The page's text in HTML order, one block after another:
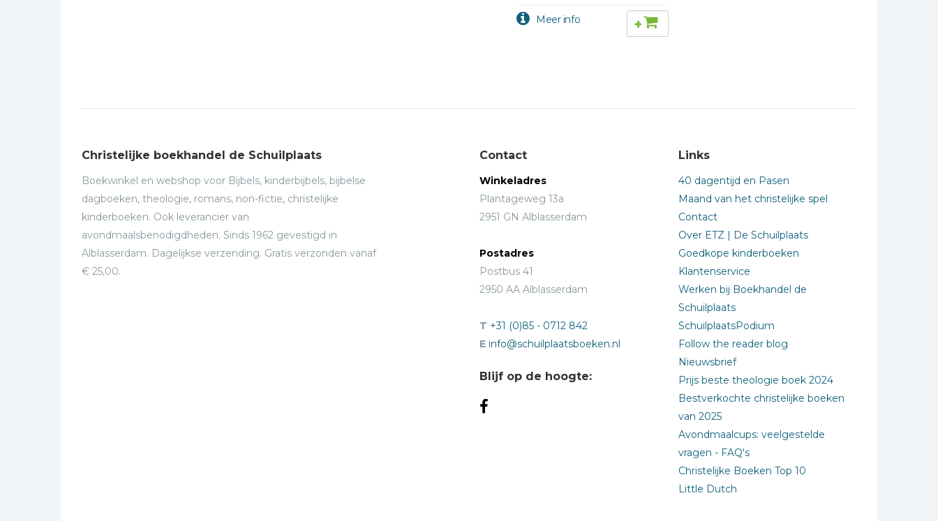
+
Christelijke boekhandel de Schuilplaats
Boekwinkel en webshop voor Bijbels, kinderbijbels, bijbelse
dagboeken, theologie, romans, non-fictie, christelijke
kinderboeken. Ook leverancier van
avondmaalsbenodigdheden. Sinds 1962 gevestigd in
Alblasserdam. Dagelijkse verzending. Gratis verzonden vanaf
€ 25,00.
Contact
Winkeladres
Plantageweg 13a
2951 GN Alblasserdam
Postadres
Postbus 41
2950 AA Alblasserdam
T +31 (0)85 - 0712 842
E info@schuilplaatsboeken.nl
Blijf op de hoogte:
Links
40 dagentijd en Pasen
Maand van het christelijke spel
Contact
Over ETZ | De Schuilplaats
Goedkope kinderboeken
Klantenservice
Werken bij Boekhandel de
Schuilplaats
SchuilplaatsPodium
Follow the reader blog
Nieuwsbrief
Prijs beste theologie boek 2024
Bestverkochte christelijke boeken
van 2025
Avondmaalcups: veelgestelde
vragen - FAQ's
Christelijke Boeken Top 10
Little Dutch